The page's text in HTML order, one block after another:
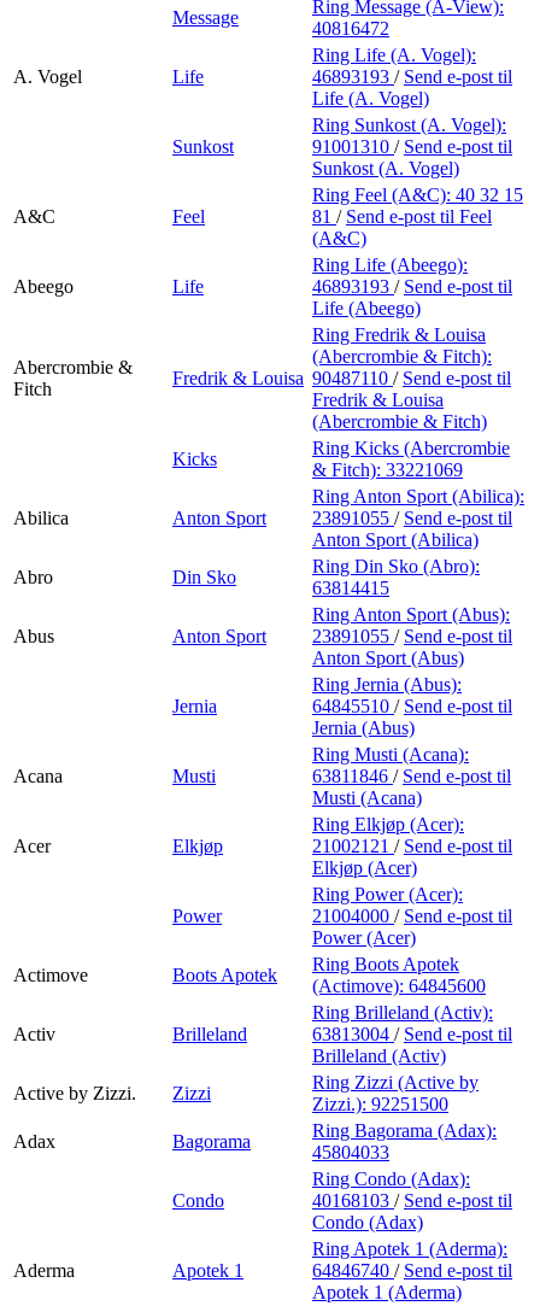
Message
Ring Message (A-View):
40816472
A. Vogel Life
Ring Life (A. Vogel):
46893193 / Send e-post til
Life (A. Vogel)
Sunkost
Ring Sunkost (A. Vogel):
91001310 / Send e-post til
Sunkost (A. Vogel)
A&C Feel
Ring Feel (A&C): 40 32 15
81 / Send e-post til Feel
(A&C)
Abeego Life
Ring Life (Abeego):
46893193 / Send e-post til
Life (Abeego)
Abercrombie &
Fitch
Fredrik & Louisa
Ring Fredrik & Louisa
(Abercrombie & Fitch):
90487110 / Send e-post til
Fredrik & Louisa
(Abercrombie & Fitch)
Kicks
Ring Kicks (Abercrombie
& Fitch): 33221069
Abilica Anton Sport
Ring Anton Sport (Abilica):
23891055 / Send e-post til
Anton Sport (Abilica)
Abro
Din Sko
Ring Din Sko (Abro):
63814415
Abus Anton Sport
Ring Anton Sport (Abus):
23891055 / Send e-post til
Anton Sport (Abus)
Jernia
Ring Jernia (Abus):
64845510 / Send e-post til
Jernia (Abus)
Acana Musti
Ring Musti (Acana):
63811846 / Send e-post til
Musti (Acana)
Acer Elkjøp
Ring Elkjøp (Acer):
21002121 / Send e-post til
Elkjøp (Acer)
Power
Ring Power (Acer):
21004000 / Send e-post til
Power (Acer)
Actimove
Boots Apotek
Ring Boots Apotek
(Actimove): 64845600
Activ Brilleland
Ring Brilleland (Activ):
63813004 / Send e-post til
Brilleland (Activ)
Active by Zizzi.
Zizzi
Ring Zizzi (Active by
Zizzi.): 92251500
Adax
Bagorama
Ring Bagorama (Adax):
45804033
Condo
Ring Condo (Adax):
40168103 / Send e-post til
Condo (Adax)
Aderma Apotek 1
Ring Apotek 1 (Aderma):
64846740 / Send e-post til
Apotek 1 (Aderma)